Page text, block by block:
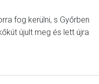
fog kerülni, s Győrben
újult meg és lett újra